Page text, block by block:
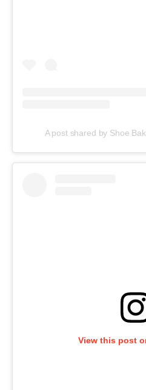
A post shared by Shoe
View this post